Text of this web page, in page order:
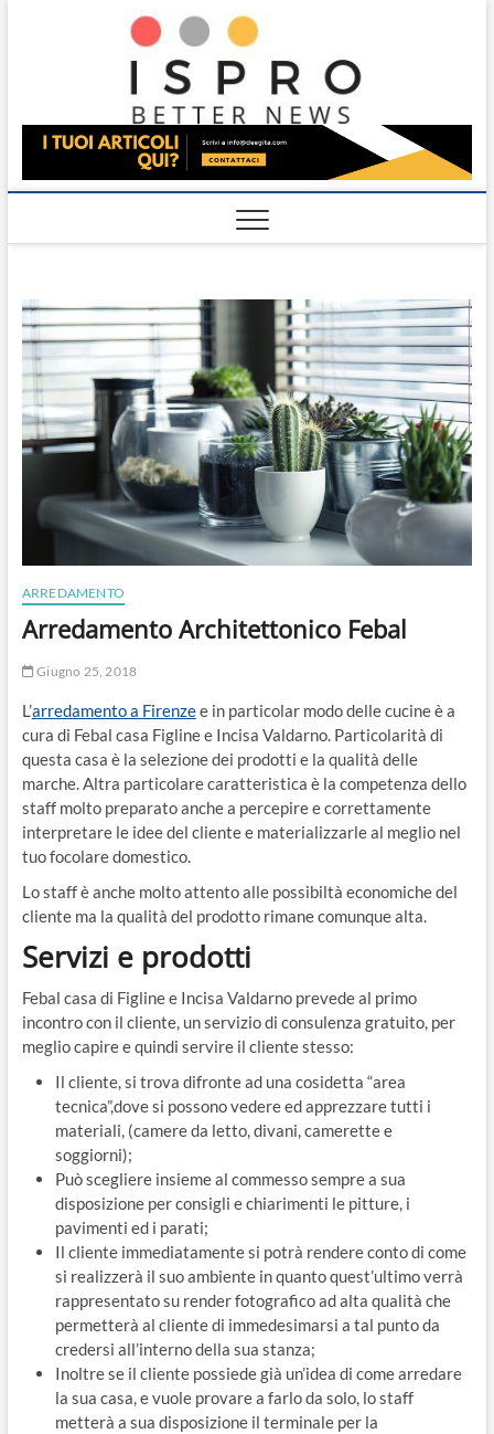
ARREDAMENTO
Arredamento Architettonico Febal
Giugno 25, 2018
L’arredamento a Firenzee in particolar modo delle cucine è a
cura di Febal casa Figline e Incisa Valdarno. Particolarità di
questa casa è la selezione dei prodotti e la qualità delle
marche. Altra particolare caratteristica è la competenza dello
staff molto preparato anche a percepire e correttamente
interpretare le idee del cliente e materializzarle al meglio nel
tuo focolare domestico.
Lo staff è anche molto attento alle possibiltà economiche del
cliente ma la qualità del prodotto rimane comunque alta.
Servizi e prodotti
Febal casa di Figline e Incisa Valdarno prevede al primo
incontro con il cliente, un servizio di consulenza gratuito, per
meglio capire e quindi servire il cliente stesso:
Il cliente, si trova difronte ad una cosidetta “area
tecnica”,dove si possono vedere ed apprezzare tutti i
materiali, (camere da letto, divani, camerette e
soggiorni);
Può scegliere insieme al commesso sempre a sua
disposizione per consigli e chiarimenti le pitture, i
pavimenti ed i parati;
Il cliente immediatamente si potrà rendere conto di come
si realizzerà il suo ambiente in quanto quest’ultimo verrà
rappresentato su render fotografico ad alta qualità che
permetterà al cliente di immedesimarsi a tal punto da
credersi all’interno della sua stanza;
Inoltre se il cliente possiede già un’idea di come arredare
la sua casa, e vuole provare a farlo da solo, lo staff
metterà a sua disposizione il terminale per la